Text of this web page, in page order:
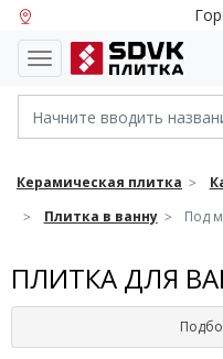
Керамическая плитка
Плитка в ванну
Под
ПЛИТКА ДЛЯ